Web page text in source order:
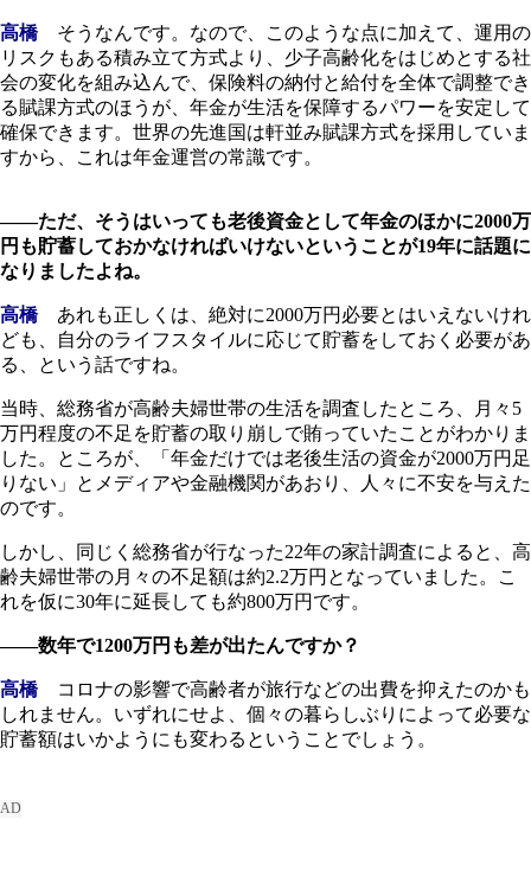
高橋そうなんです。なので、このような点に加えて、運用の
リスクもある積み立て方式より、少子高齢化をはじめとする社
会の変化を組み込んで、保険料の納付と給付を全体で調整でき
る賦課方式のほうが、年金が生活を保障するパワーを安定して
確保できます。世界の先進国は軒並み賦課方式を採用していま
すから、これは年金運営の常識です。
――ただ、そうはいっても老後資金として年金のほかに2000万
円も貯蓄しておかなければいけないということが19年に話題に
なりましたよね。
高橋あれも正しくは、絶対に2000万円必要とはいえないけれ
ども、自分のライフスタイルに応じて貯蓄をしておく必要があ
る、という話ですね。
当時、総務省が高齢夫婦世帯の生活を調査したところ、月々5
万円程度の不足を貯蓄の取り崩しで賄っていたことがわかりま
した。ところが、「年金だけでは老後生活の資金が2000万円足
りない」とメディアや金融機関があおり、人々に不安を与えた
のです。
しかし、同じく総務省が行なった22年の家計調査によると、高
齢夫婦世帯の月々の不足額は約2.2万円となっていました。こ
れを仮に30年に延長しても約800万円です。
――数年で1200万円も差が出たんですか？
高橋コロナの影響で高齢者が旅行などの出費を抑えたのかも
しれません。いずれにせよ、個々の暮らしぶりによって必要な
貯蓄額はいかようにも変わるということでしょう。